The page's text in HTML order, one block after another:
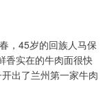
，45岁的回族人马保
香实在的牛肉面很快
出了兰州第一家牛肉